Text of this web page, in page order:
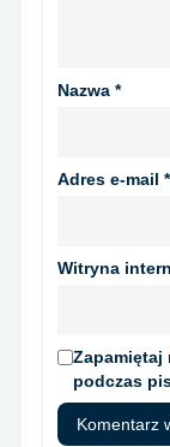
Nazwa *
Adres e-mail *
Witryna
Zapamiętaj
podczas